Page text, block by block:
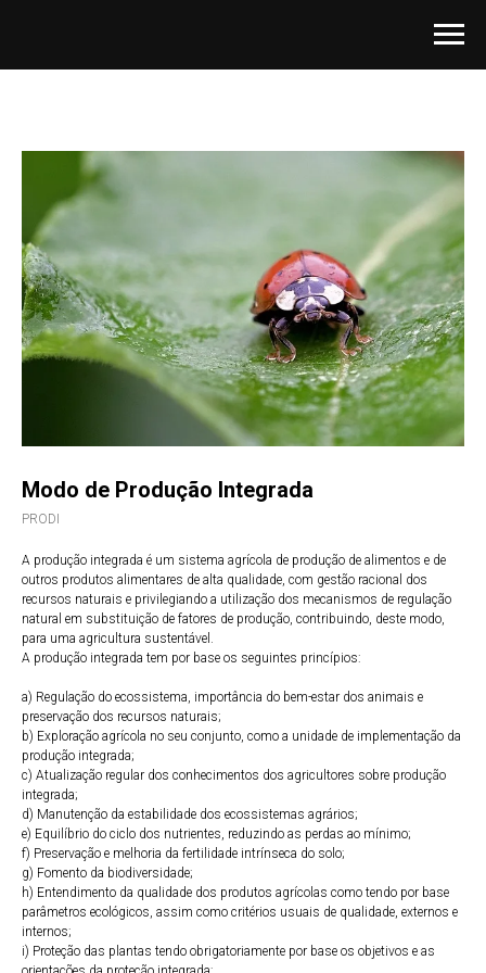
Modo de Produção Integrada
PRODI
A produção integrada é um sistema agrícola de produção de alimentos e de
outros produtos alimentares de alta qualidade, com gestão racional dos
recursos naturais e privilegiando a utilização dos mecanismos de regulação
natural em substituição de fatores de produção, contribuindo, deste modo,
para uma agricultura sustentável.
A produção integrada tem por base os seguintes princípios:
a) Regulação do ecossistema, importância do bem-estar dos animais e
preservação dos recursos naturais;
b) Exploração agrícola no seu conjunto, como a unidade de implementação da
produção integrada;
c) Atualização regular dos conhecimentos dos agricultores sobre produção
integrada;
d) Manutenção da estabilidade dos ecossistemas agrários;
e) Equilíbrio do ciclo dos nutrientes, reduzindo as perdas ao mínimo;
f) Preservação e melhoria da fertilidade intrínseca do solo;
g) Fomento da biodiversidade;
h) Entendimento da qualidade dos produtos agrícolas como tendo por base
parâmetros ecológicos, assim como critérios usuais de qualidade, externos e
internos;
i) Proteção das plantas tendo obrigatoriamente por base os objetivos e as